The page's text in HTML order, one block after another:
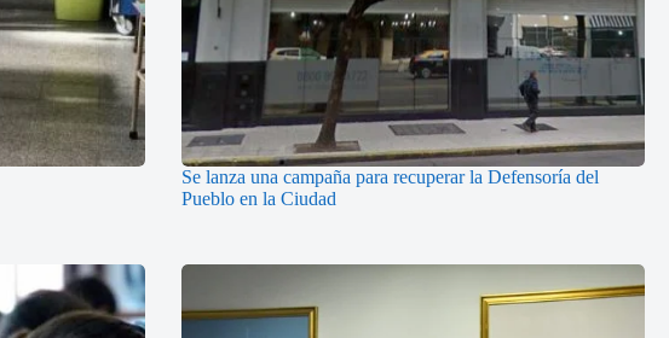
Se lanza una campaña para recuperar la Defensoría del
Pueblo en la Ciudad